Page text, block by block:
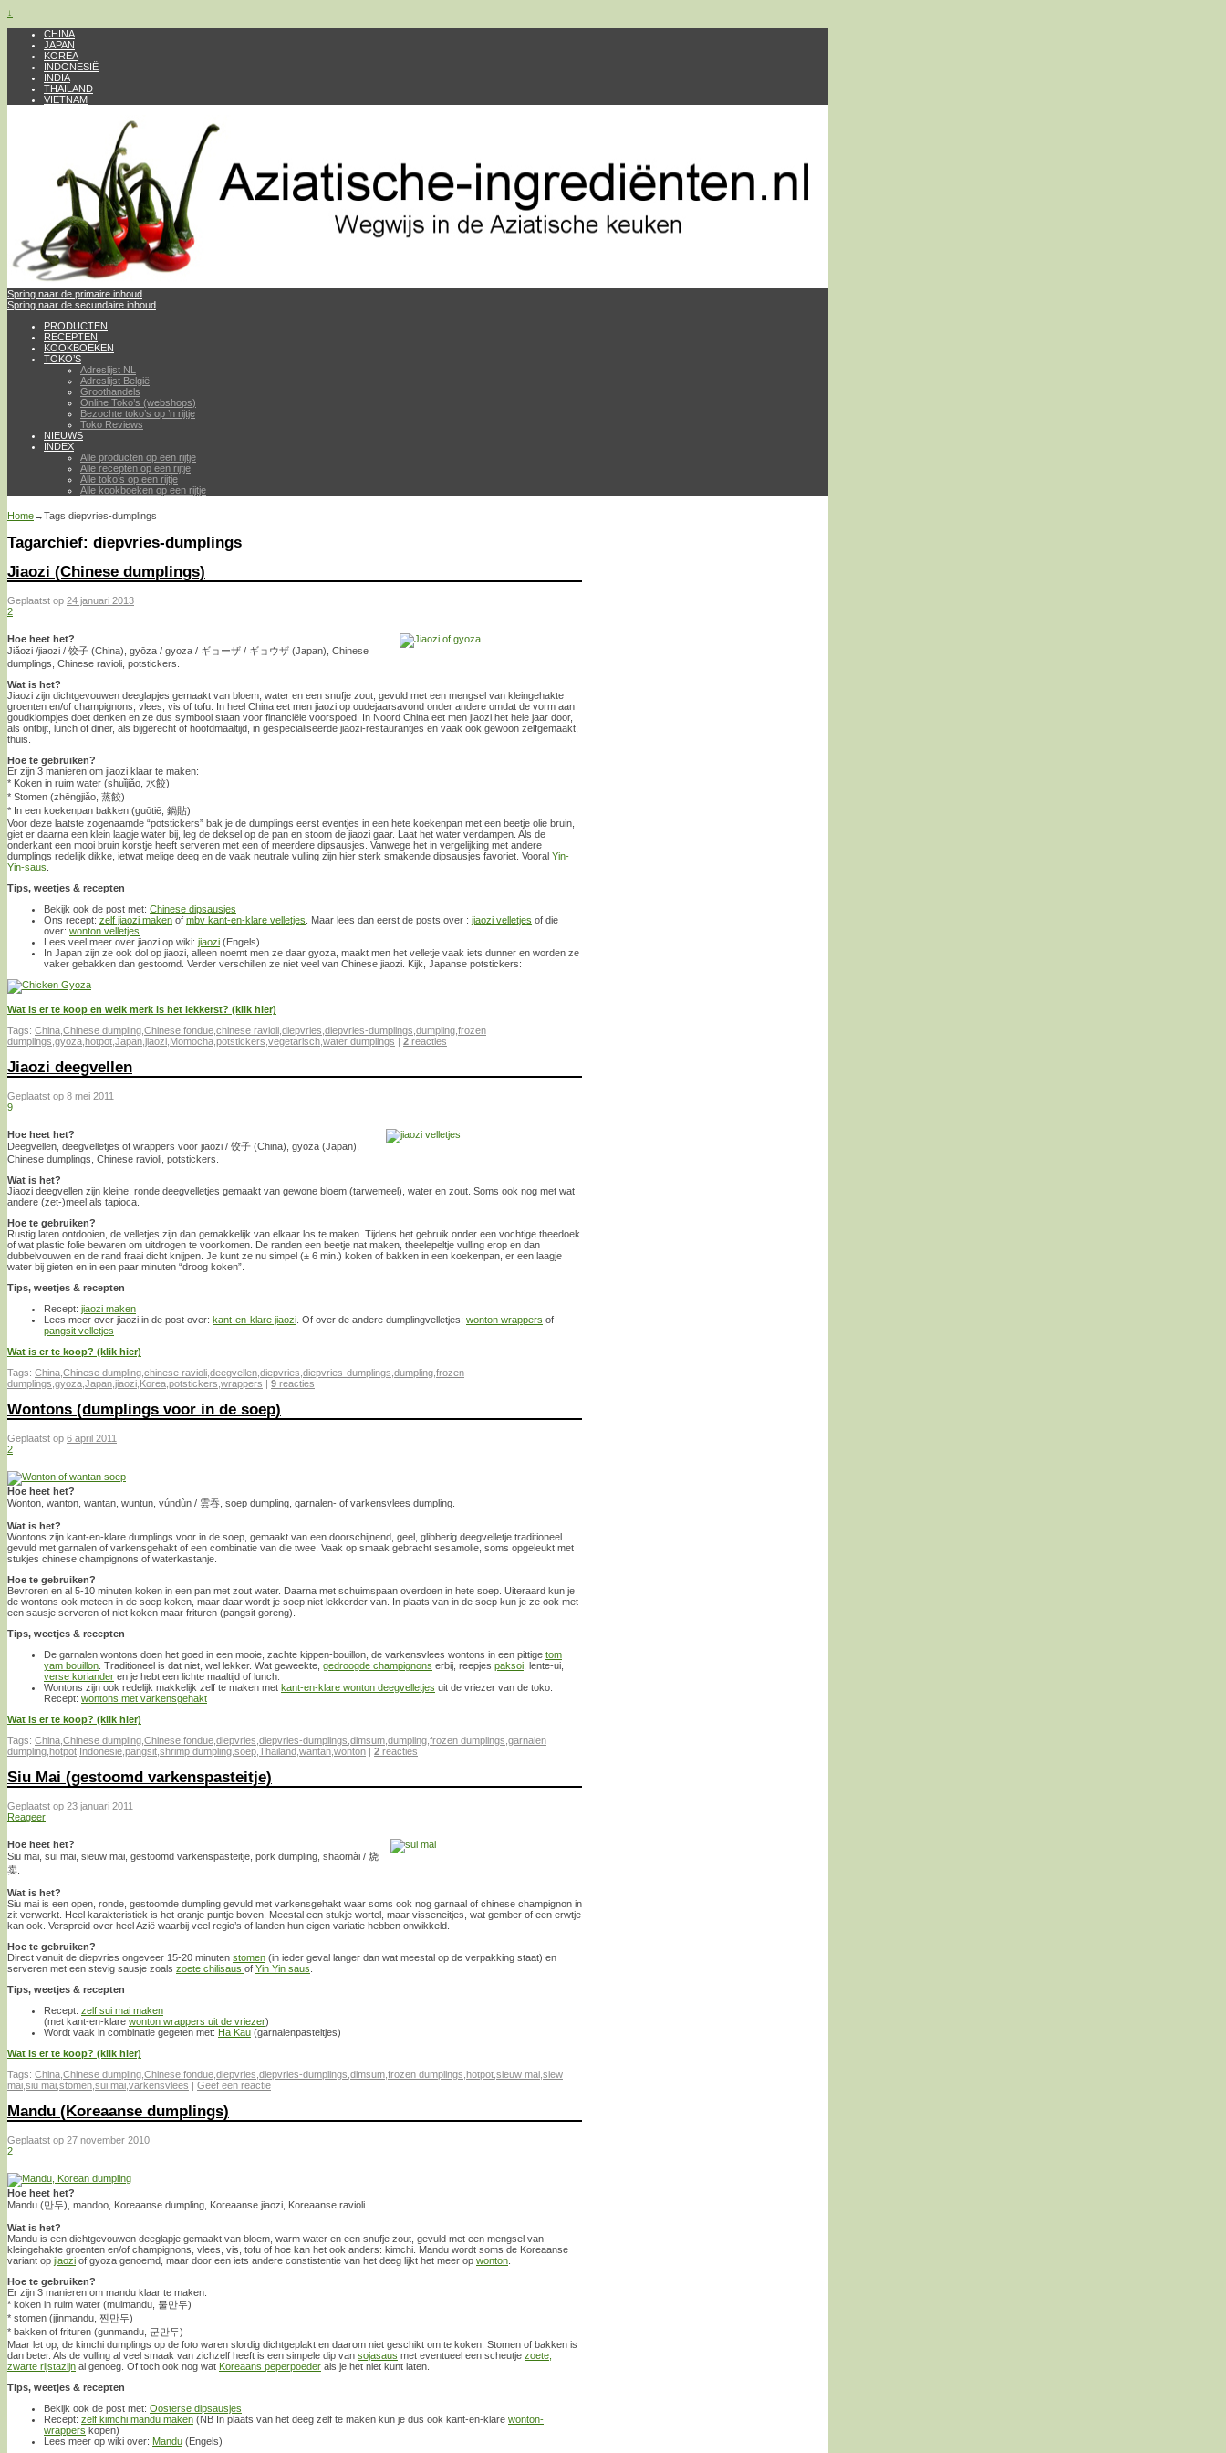
↓
CHINA
JAPAN
KOREA
INDONESIË
INDIA
THAILAND
VIETNAM
Spring naar de primaire inhoud
Spring naar de secundaire inhoud
PRODUCTEN
RECEPTEN
KOOKBOEKEN
TOKO’S
Adreslijst NL
Adreslijst België
Groothandels
Online Toko’s (webshops)
Bezochte toko’s op ’n rijtje
Toko Reviews
NIEUWS
INDEX
Alle producten op een rijtje
Alle recepten op een rijtje
Alle toko’s op een rijtje
Alle kookboeken op een rijtje
Home→Tags diepvries-dumplings
Tagarchief: diepvries-dumplings
Jiaozi (Chinese dumplings)
Geplaatst op 24 januari 2013
2
Hoe heet het?
Jiǎozi /jiaozi / 饺子 (China), gyōza / gyoza / ギョーザ / ギョウザ (Japan), Chinese
dumplings, Chinese ravioli, potstickers.
Wat is het?
Jiaozi zijn dichtgevouwen deeglapjes gemaakt van bloem, water en een snufje zout, gevuld met een mengsel van kleingehakte
groenten en/of champignons, vlees, vis of tofu. In heel China eet men jiaozi op oudejaarsavond onder andere omdat de vorm aan
goudklompjes doet denken en ze dus symbool staan voor financiële voorspoed. In Noord China eet men jiaozi het hele jaar door,
als ontbijt, lunch of diner, als bijgerecht of hoofdmaaltijd, in gespecialiseerde jiaozi-restaurantjes en vaak ook gewoon zelfgemaakt,
thuis.
Hoe te gebruiken?
Er zijn 3 manieren om jiaozi klaar te maken:
* Koken in ruim water (shuǐjiǎo, 水餃)
* Stomen (zhēngjiǎo, 蒸餃)
* In een koekenpan bakken (guōtiē, 鍋貼)
Voor deze laatste zogenaamde “potstickers” bak je de dumplings eerst eventjes in een hete koekenpan met een beetje olie bruin,
giet er daarna een klein laagje water bij, leg de deksel op de pan en stoom de jiaozi gaar. Laat het water verdampen. Als de
onderkant een mooi bruin korstje heeft serveren met een of meerdere dipsausjes. Vanwege het in vergelijking met andere
dumplings redelijk dikke, ietwat melige deeg en de vaak neutrale vulling zijn hier sterk smakende dipsausjes favoriet. Vooral Yin-
Yin-saus
Tips, weetjes & recepten
Bekijk ook de post met: Chinese dipsausjes
Ons recept: zelf jiaozi maken of mbv kant-en-klare velletjes . Maar lees dan eerst de posts over : jiaozi velletjes of die
over: wonton velletjes
Lees veel meer over jiaozi op wiki: jiaozi (Engels)
In Japan zijn ze ook dol op jiaozi, alleen noemt men ze daar gyoza, maakt men het velletje vaak iets dunner en worden ze
vaker gebakken dan gestoomd. Verder verschillen ze niet veel van Chinese jiaozi. Kijk, Japanse potstickers:
Wat is er te koop en welk merk is het lekkerst? (klik hier)
Tags: China Chinese dumpling Chinese fondue chinese ravioli diepvries diepvries-dumplings dumpling frozen
dumplings gyoza hotpot Japan jiaozi Momocha potstickers vegetarisch water dumplings | 2 reacties
Jiaozi deegvellen
Geplaatst op 8 mei 2011
9
Hoe heet het?
Deegvellen, deegvelletjes of wrappers voor jiaozi / 饺子 (China), gyōza (Japan),
Chinese dumplings, Chinese ravioli, potstickers.
Wat is het?
Jiaozi deegvellen zijn kleine, ronde deegvelletjes gemaakt van gewone bloem (tarwemeel), water en zout. Soms ook nog met wat
andere (zet-)meel als tapioca.
Hoe te gebruiken?
Rustig laten ontdooien, de velletjes zijn dan gemakkelijk van elkaar los te maken. Tijdens het gebruik onder een vochtige theedoek
of wat plastic folie bewaren om uitdrogen te voorkomen. De randen een beetje nat maken, theelepeltje vulling erop en dan
dubbelvouwen en de rand fraai dicht knijpen. Je kunt ze nu simpel (± 6 min.) koken of bakken in een koekenpan, er een laagje
water bij gieten en in een paar minuten “droog koken”.
Tips, weetjes & recepten
Recept: jiaozi maken
Lees meer over jiaozi in de post over: kant-en-klare jiaozi . Of over de andere dumplingvelletjes: wonton wrappers of
pangsit velletjes
Wat is er te koop? (klik hier)
Tags: China Chinese dumpling chinese ravioli deegvellen diepvries diepvries-dumplings dumpling frozen
dumplings gyoza Japan jiaozi Korea potstickers wrappers | 9 reacties
Wontons (dumplings voor in de soep)
Geplaatst op 6 april 2011
2
Hoe heet het?
Wonton, wanton, wantan, wuntun, yúndùn / 雲吞, soep dumpling, garnalen- of varkensvlees dumpling.
Wat is het?
Wontons zijn kant-en-klare dumplings voor in de soep, gemaakt van een doorschijnend, geel, glibberig deegvelletje traditioneel
gevuld met garnalen of varkensgehakt of een combinatie van die twee. Vaak op smaak gebracht sesamolie, soms opgeleukt met
stukjes chinese champignons of waterkastanje.
Hoe te gebruiken?
Bevroren en al 5-10 minuten koken in een pan met zout water. Daarna met schuimspaan overdoen in hete soep. Uiteraard kun je
de wontons ook meteen in de soep koken, maar daar wordt je soep niet lekkerder van. In plaats van in de soep kun je ze ook met
een sausje serveren of niet koken maar frituren (pangsit goreng).
Tips, weetjes & recepten
De garnalen wontons doen het goed in een mooie, zachte kippen-bouillon, de varkensvlees wontons in een pittige tom
yam bouillon . Traditioneel is dat niet, wel lekker. Wat geweekte, gedroogde champignons erbij, reepjes paksoi , lente-ui,
verse koriander en je hebt een lichte maaltijd of lunch.
Wontons zijn ook redelijk makkelijk zelf te maken met kant-en-klare wonton deegvelletjes uit de vriezer van de toko.
Recept: wontons met varkensgehakt
Wat is er te koop? (klik hier)
Tags: China Chinese dumpling Chinese fondue diepvries diepvries-dumplings dimsum dumpling frozen dumplings garnalen
dumpling hotpot Indonesië pangsit shrimp dumpling soep Thailand wantan wonton | 2 reacties
Siu Mai (gestoomd varkenspasteitje)
Geplaatst op 23 januari 2011
Reageer
Hoe heet het?
Siu mai, sui mai, sieuw mai, gestoomd varkenspasteitje, pork dumpling, shāomài / 烧
卖.
Wat is het?
Siu mai is een open, ronde, gestoomde dumpling gevuld met varkensgehakt waar soms ook nog garnaal of chinese champignon in
zit verwerkt. Heel karakteristiek is het oranje puntje boven. Meestal een stukje wortel, maar visseneitjes, wat gember of een erwtje
kan ook. Verspreid over heel Azië waarbij veel regio’s of landen hun eigen variatie hebben onwikkeld.
Hoe te gebruiken?
Direct vanuit de diepvries ongeveer 15-20 minuten stomen (in ieder geval langer dan wat meestal op de verpakking staat) en
serveren met een stevig sausje zoals zoete chilisaus of Yin Yin saus
Tips, weetjes & recepten
Recept: zelf sui mai maken
(met kant-en-klare wonton wrappers uit de vriezer)
Wordt vaak in combinatie gegeten met: Ha Kau (garnalenpasteitjes)
Wat is er te koop? (klik hier)
Tags: China Chinese dumpling Chinese fondue diepvries diepvries-dumplings dimsum frozen dumplings hotpot sieuw mai siew
mai siu mai stomen sui mai varkensvlees | Geef een reactie
Mandu (Koreaanse dumplings)
Geplaatst op 27 november 2010
2
Hoe heet het?
Mandu (만두), mandoo, Koreaanse dumpling, Koreaanse jiaozi, Koreaanse ravioli.
Wat is het?
Mandu is een dichtgevouwen deeglapje gemaakt van bloem, warm water en een snufje zout, gevuld met een mengsel van
kleingehakte groenten en/of champignons, vlees, vis, tofu of hoe kan het ook anders: kimchi. Mandu wordt soms de Koreaanse
variant op jiaozi of gyoza genoemd, maar door een iets andere constistentie van het deeg lijkt het meer op wonton
Hoe te gebruiken?
Er zijn 3 manieren om mandu klaar te maken:
* koken in ruim water (mulmandu, 물만두)
* stomen (jjinmandu, 찐만두)
* bakken of frituren (gunmandu, 군만두)
Maar let op, de kimchi dumplings op de foto waren slordig dichtgeplakt en daarom niet geschikt om te koken. Stomen of bakken is
dan beter. Als de vulling al veel smaak van zichzelf heeft is een simpele dip van sojasaus met eventueel een scheutje zoete,
zwarte rijstazijn al genoeg. Of toch ook nog wat Koreaans peperpoeder als je het niet kunt laten.
Tips, weetjes & recepten
Bekijk ook de post met: Oosterse dipsausjes
Recept: zelf kimchi mandu maken (NB In plaats van het deeg zelf te maken kun je dus ook kant-en-klare wonton-
wrappers kopen)
Lees meer op wiki over: Mandu (Engels)